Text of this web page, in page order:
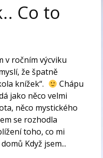
Co to
v ročním výcviku
že špatně
knížek“.
Chápu
jako něco velmi
něco mystického
se rozhodla
toho, co mi
Když jsem...